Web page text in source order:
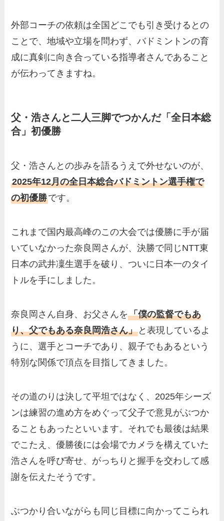
外部コーチの依頼は全国どこでも引き受けるとの
ことで、地域や立場を問わず、バドミントンの育
成に真剣に向き合っている指導者さんであること
が伝わってきますね。
父・浩さんと二人三脚でつかんだ「全日本総
合」初優勝
父・浩さんとの歩みを語るうえで外せないのが、
2025年12月の全日本総合バドミントン選手権で
の初優勝です。
これまで国内最高峰のこの大会では優勝に手が届
いていなかった奈良岡さんが、決勝で同じNTT東
日本の武井凜生選手を破り、ついに日本一のタイ
トルを手にしました。
奈良岡さん自身、お父さんを「僕の監督でもあ
り、父でもある奈良岡浩さん」 と表現しているよ
うに、選手とコーチであり、親子でもあるという
特別な関係で頂点を目指してきました。
その道のりは決して平坦ではなく、2025年シーズ
ンは練習の進め方をめぐって父子で意見がぶつか
ることもあったといいます。それでも最後は結果
でこたえ、優勝後には会場でカメラを構えていた
浩さんを呼び寄せ、がっちりと握手を交わして感
謝を伝えたそうです。
ぶつかり合いながらも同じ目標に向かってこられ